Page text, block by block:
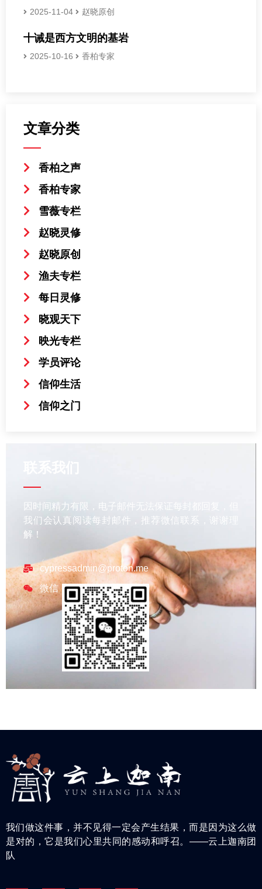
2025-11-04 赵晓原创
十诫是西方文明的基岩
2025-10-16 香柏专家
文章分类
香柏之声
香柏专家
雪薇专栏
赵晓灵修
赵晓原创
渔夫专栏
每日灵修
晓观天下
映光专栏
学员评论
信仰生活
信仰之门
因时间精力有限，电子邮件无法保证每封都回复，但
我们会认真阅读每封邮件，推荐微信联系，谢谢理
解！
cypressadmin@proton.me
微信
我们做这件事，并不见得一定会产生结果，而是因为这么做
是对的，它是我们心里共同的感动和呼召。——云上迦南团
队